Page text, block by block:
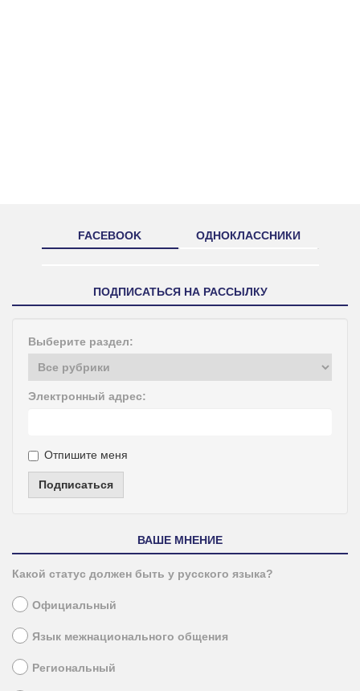
FACEBOOK ОДНОКЛАССНИКИ
ПОДПИСАТЬСЯ НА РАССЫЛКУ
Выберите раздел:
Электронный адрес:
Отпишите меня
Подписаться
ВАШЕ МНЕНИЕ
Какой статус должен быть у русского языка?
Официальный
Язык межнационального общения
Региональный